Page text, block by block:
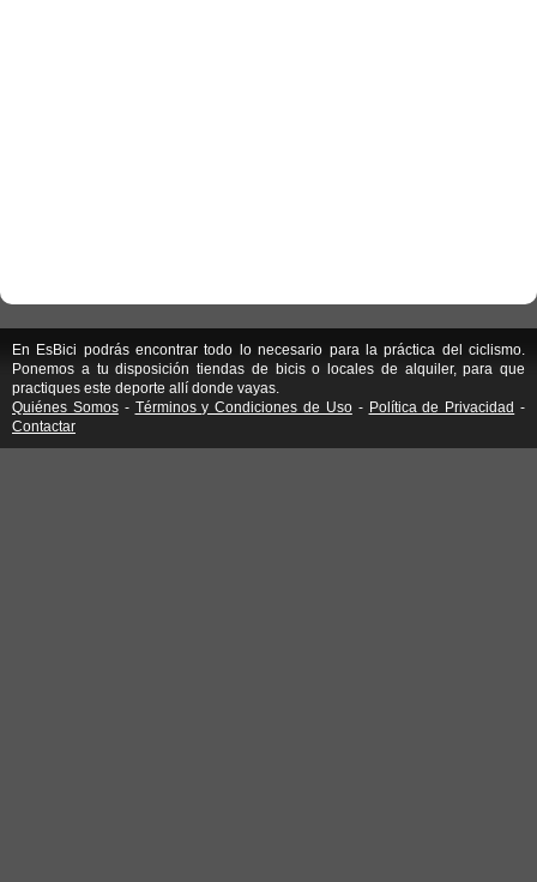
En EsBici podrás encontrar todo lo necesario para la práctica del ciclismo.
Ponemos a tu disposición tiendas de bicis o locales de alquiler, para que
practiques este deporte allí donde vayas.
Quiénes Somos- Términos y Condiciones de Uso- Política de Privacidad -
Contactar